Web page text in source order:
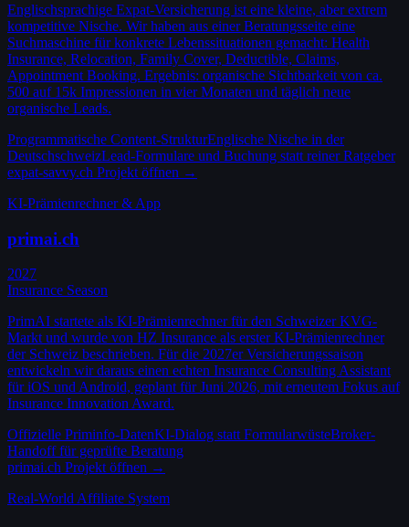
Englischsprachige Expat-Versicherung ist eine kleine, aber extrem
kompetitive Nische. Wir haben aus einer Beratungsseite eine
Suchmaschine für konkrete Lebenssituationen gemacht: Health
Insurance, Relocation, Family Cover, Deductible, Claims,
Appointment Booking. Ergebnis: organische Sichtbarkeit von ca.
500 auf 15k Impressionen in vier Monaten und täglich neue
organische Leads.
Programmatische Content-StrukturEnglische Nische in der
DeutschschweizLead-Formulare und Buchung statt reiner Ratgeber
expat-savvy.ch Projekt öffnen →
KI-Prämienrechner & App
primai.ch
2027
Insurance Season
PrimAI startete als KI-Prämienrechner für den Schweizer KVG-
Markt und wurde von HZ Insurance als erster KI-Prämienrechner
der Schweiz beschrieben. Für die 2027er Versicherungssaison
entwickeln wir daraus einen echten Insurance Consulting Assistant
für iOS und Android, geplant für Juni 2026, mit erneutem Fokus auf
Insurance Innovation Award.
Offizielle Priminfo-DatenKI-Dialog statt FormularwüsteBroker-
Handoff für geprüfte Beratung
primai.ch Projekt öffnen →
Real-World Affiliate System